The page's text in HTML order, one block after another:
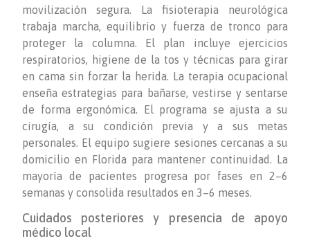
movilización segura. La fisioterapia neurológica
trabaja marcha, equilibrio y fuerza de tronco para
proteger la columna. El plan incluye ejercicios
respiratorios, higiene de la tos y técnicas para girar
en cama sin forzar la herida. La terapia ocupacional
enseña estrategias para bañarse, vestirse y sentarse
de forma ergonómica. El programa se ajusta a su
cirugía, a su condición previa y a sus metas
personales. El equipo sugiere sesiones cercanas a su
domicilio en Florida para mantener continuidad. La
mayoría de pacientes progresa por fases en 2–6
semanas y consolida resultados en 3–6 meses.
Cuidados posteriores y presencia de apoyo
médico local